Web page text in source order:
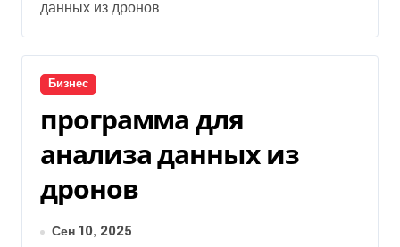
данных из дронов
Бизнес
программа для
анализа данных из
дронов
Сен 10, 2025